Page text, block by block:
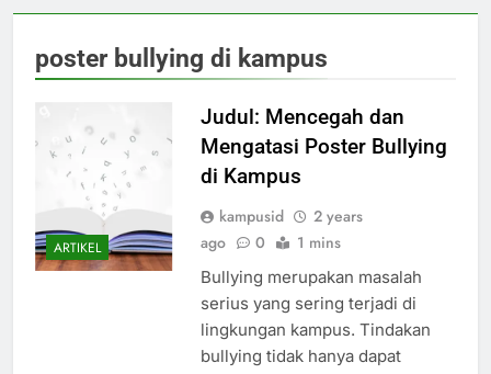
poster bullying di kampus
ARTIKEL
Judul: Mencegah dan
Mengatasi Poster Bullying
di Kampus
kampusid
2 years
ago
0 1 mins
Bullying merupakan masalah
serius yang sering terjadi di
lingkungan kampus. Tindakan
bullying tidak hanya dapat